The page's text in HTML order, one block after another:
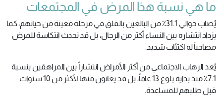
ما هي نسبة هذا المرض في المجتمعات
يُصاب حوالي 31.1٪ من البالغين بالقلق في مرحلة معينة من حياتهم، كما
يزداد انتشاره بين النساء أكثر من الرجال، بل قد تحدث انتكاسة للمرض
مصاحباً له اكتئاب شديد.
يُعد الرهاب الاجتماعي من أكثر الأمراض انتشاراً بين المراهقين بنسبة
7.1٪ منذ بداية بلوغ 13 عاماً، بل قد يعانون منها لأكثر من 10 سنوات
قبل طلبهم للمساعدة.